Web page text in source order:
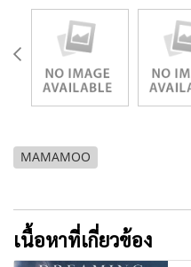
MAMAMOO
เนื้อหาที่เกี่ยวข้อง